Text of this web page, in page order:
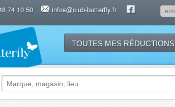
74 10 50 infos@club-butterfly.fr
TOUTES MES RÉDUCTIONS